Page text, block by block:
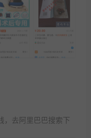
，去阿里巴巴搜索下